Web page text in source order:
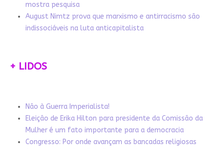
mostra pesquisa
August Nimtz prova que marxismo e antirracismo são
indissociáveis na luta anticapitalista
+ LIDOS
Não à Guerra Imperialista!
Eleição de Erika Hilton para presidente da Comissão da
Mulher é um fato importante para a democracia
Congresso: Por onde avançam as bancadas religiosas